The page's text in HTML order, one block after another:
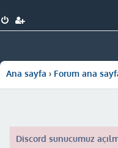
Ana sayfa Forum ana
Discord sunucumuz